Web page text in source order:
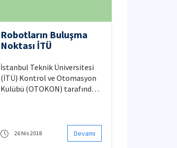
Robotların Buluşma
Noktası İTÜ
İstanbul Teknik Üniversitesi
(İTÜ) Kontrol ve Otomasyon
Kulübü (OTOKON) tarafından
Yerleşkesi Süleyman Demirel
26 Nis 2018 Devamı